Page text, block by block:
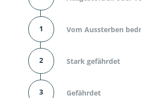
1 Vom Aussterben
2 Stark gefährdet
3 Gefährdet